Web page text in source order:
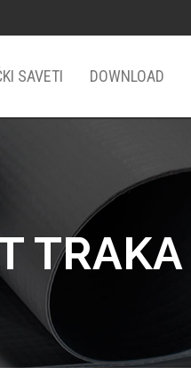
SAVETI DOWNLOAD
TRAKA